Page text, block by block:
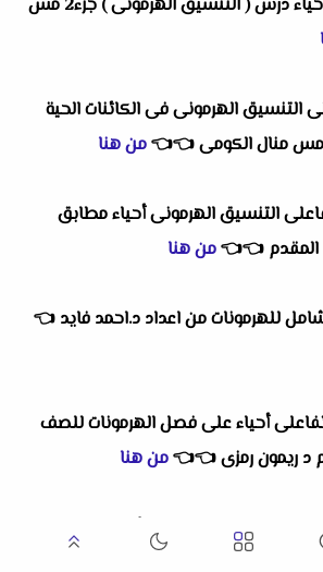
امتحان الكتروني أحياء درس ( التنسيق الهرمونى ) جزء2 مس
التنسيق الهرمونى فى الكائنات الحية
مس منال الكومى👈
👈من هنا
التنسيق الهرمونى أحياء مطابق
👈
👈من هنا
للهرمونات من اعداد د.احمد فايد 👈
أحياء على فصل الهرمونات للصف
👈
👈من هنا
2 اختبار الكتروني على الحمض النووى DNAأحياء للثانوية